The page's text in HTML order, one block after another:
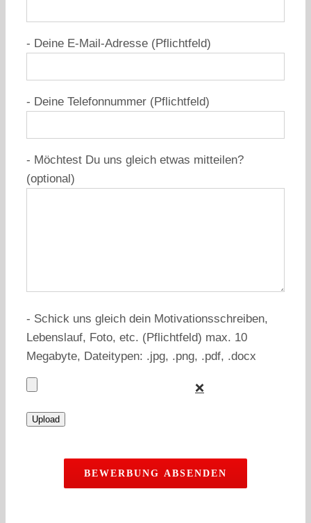
- Deine E-Mail-Adresse (Pflichtfeld)
- Deine Telefonnummer (Pflichtfeld)
- Möchtest Du uns gleich etwas mitteilen?
(optional)
- Schick uns gleich dein Motivationsschreiben,
Lebenslauf, Foto, etc. (Pflichtfeld) max. 10
Megabyte, Dateitypen: .jpg, .png, .pdf, .docx
❌